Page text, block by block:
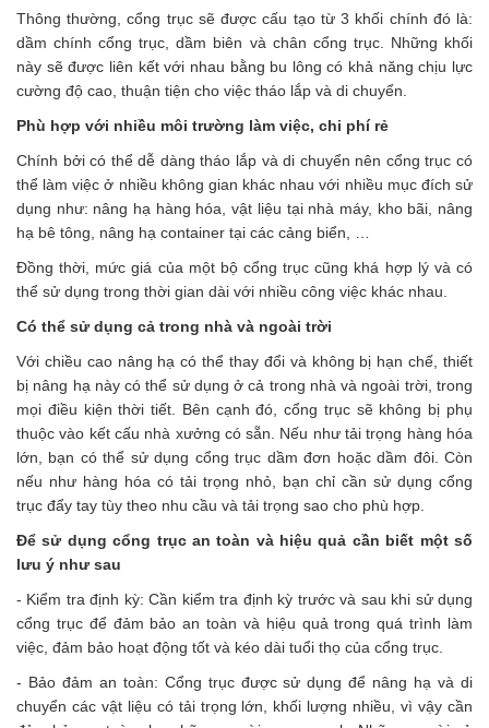
Thông thường, cổng trục sẽ được cấu tạo từ 3 khối chính đó là:
dầm chính cổng trục, dầm biên và chân cổng trục. Những khối
này sẽ được liên kết với nhau bằng bu lông có khả năng chịu lực
cường độ cao, thuận tiện cho việc tháo lắp và di chuyển.
Phù hợp với nhiều môi trường làm việc, chi phí rẻ
Chính bởi có thể dễ dàng tháo lắp và di chuyển nên cổng trục có
thể làm việc ở nhiều không gian khác nhau với nhiều mục đích sử
dụng như: nâng hạ hàng hóa, vật liệu tại nhà máy, kho bãi, nâng
hạ bê tông, nâng hạ container tại các cảng biển, …
Đồng thời, mức giá của một bộ cổng trục cũng khá hợp lý và có
thể sử dụng trong thời gian dài với nhiều công việc khác nhau.
Có thể sử dụng cả trong nhà và ngoài trời
Với chiều cao nâng hạ có thể thay đổi và không bị hạn chế, thiết
bị nâng hạ này có thể sử dụng ở cả trong nhà và ngoài trời, trong
mọi điều kiện thời tiết. Bên cạnh đó, cổng trục sẽ không bị phụ
thuộc vào kết cấu nhà xưởng có sẵn. Nếu như tải trọng hàng hóa
lớn, bạn có thể sử dụng cổng trục dầm đơn hoặc dầm đôi. Còn
nếu như hàng hóa có tải trọng nhỏ, bạn chỉ cần sử dụng cổng
trục đẩy tay tùy theo nhu cầu và tải trọng sao cho phù hợp.
Để sử dụng cổng trục an toàn và hiệu quả cần biết một số
lưu ý như sau
- Kiểm tra định kỳ: Cần kiểm tra định kỳ trước và sau khi sử dụng
cổng trục để đảm bảo an toàn và hiệu quả trong quá trình làm
việc, đảm bảo hoạt động tốt và kéo dài tuổi thọ của cổng trục.
- Bảo đảm an toàn: Cổng trục được sử dụng để nâng hạ và di
chuyển các vật liệu có tải trọng lớn, khối lượng nhiều, vì vậy cần